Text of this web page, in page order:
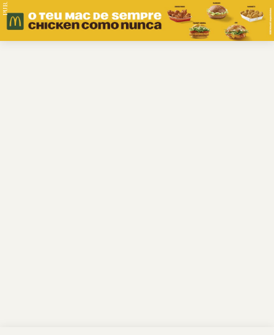
PUB.